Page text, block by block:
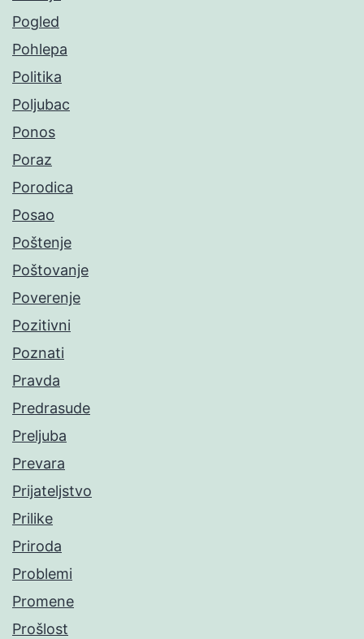
Pogled
Pohlepa
Politika
Poljubac
Ponos
Poraz
Porodica
Posao
Poštenje
Poštovanje
Poverenje
Pozitivni
Poznati
Pravda
Predrasude
Preljuba
Prevara
Prijateljstvo
Prilike
Priroda
Problemi
Promene
Prošlost